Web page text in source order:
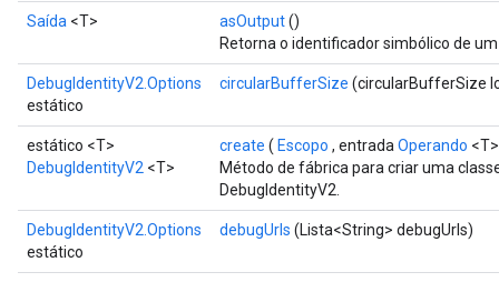
Saída <T> asOutput()
Retorna o identificador simbólico de
DebugIdentityV2.Options
estático
circularBufferSize (circularBufferSize
estático <T>
DebugIdentityV2 <T>
create ( Escopo , entrada Operando
Método de fábrica para criar uma
DebugIdentityV2.
DebugIdentityV2.Options
estático
debugUrls (Lista<String> debugUrls)